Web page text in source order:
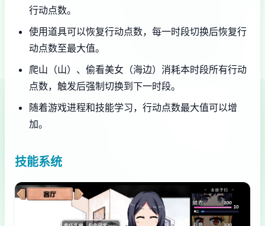
行动点数。
使用道具可以恢复行动点数，每一时段切换后恢复行
动点数至最大值。
爬山（山）、偷看美女（海边）消耗本时段所有行动
点数，触发后强制切换到下一时段。
随着游戏进程和技能学习，行动点数最大值可以增
加。
技能系统